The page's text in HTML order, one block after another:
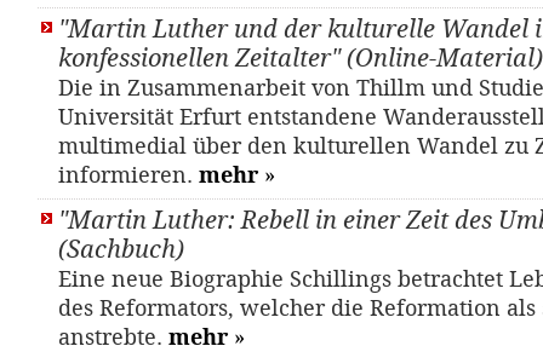
"Martin Luther und der kulturelle Wandel
konfessionellen Zeitalter" (Online-Material)
Die in Zusammenarbeit von Thillm und
Universität Erfurt entstandene
multimedial über den kulturellen Wandel zu
informieren. mehr »
"Martin Luther: Rebell in einer Zeit des
(Sachbuch)
Eine neue Biographie Schillings betrachtet
des Reformators, welcher die Reformation
anstrebte. mehr »